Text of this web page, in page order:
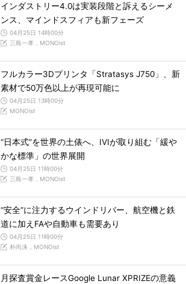
インダストリー4.0は実装段階と訴えるシーメ
ンス、マインドスフィアも新フェーズ
04月25日 14時00分
三島一孝，MONOist
フルカラー3Dプリンタ「Stratasys J750」、新
素材で50万色以上が再現可能に
04月25日 13時00分
MONOist
“日本式”を世界の土俵へ、IVIが取り組む「緩や
かな標準」の世界展開
04月25日 11時00分
三島一孝，MONOist
“安全”に注力するウインドリバー、航空機と鉄
道に加えFAや自動車も需要あり
04月25日 11時00分
朴尚洙，MONOist
月探査賞金レースGoogle Lunar XPRIZEの意義